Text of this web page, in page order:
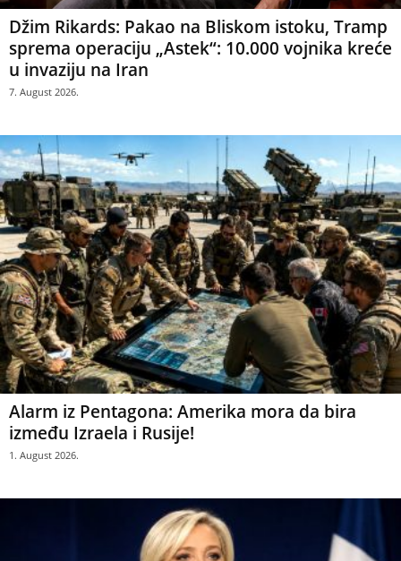
Džim Rikards: Pakao na Bliskom istoku, Tramp
sprema operaciju „Astek“: 10.000 vojnika kreće
u invaziju na Iran
7. August 2026.
Alarm iz Pentagona: Amerika mora da bira
između Izraela i Rusije!
1. August 2026.